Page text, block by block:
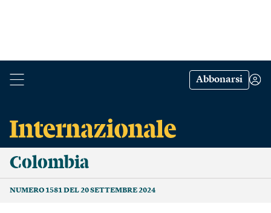
Abbonarsi
Colombia
NUMERO 1581 DEL 20 SETTEMBRE 2024